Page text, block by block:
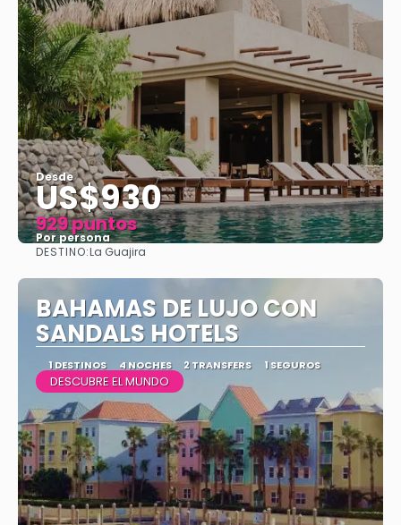
Desde
US$930
929 puntos
Por persona
DESTINO:La Guajira
BAHAMAS DE LUJO CON
SANDALS HOTELS
1 DESTINOS 4 NOCHES 2 TRANSFERS 1 SEGUROS
DESCUBRE EL MUNDO